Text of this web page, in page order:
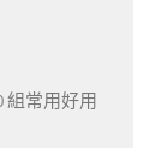
組常用好用